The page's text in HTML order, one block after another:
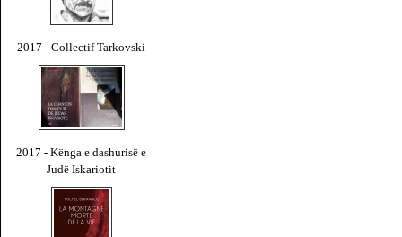
2017 - Collectif Tarkovski
2017 - Kënga e dashurisë e
Judë Iskariotit